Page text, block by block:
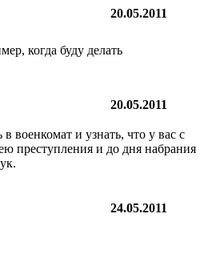
20.05.2011
когда буду делать
20.05.2011
военкомат и узнать, что у вас с
преступления и до дня набрания
24.05.2011